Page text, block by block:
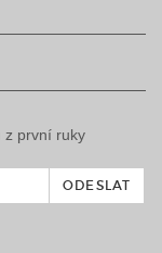
z první ruky
ODESLAT